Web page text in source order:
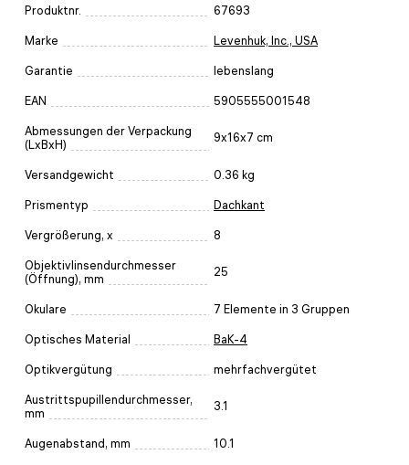
Produktnr. 67693
Marke Levenhuk, Inc., USA
Garantie lebenslang
EAN 5905555001548
Abmessungen der Verpackung
(LxBxH)
9x16x7 cm
Versandgewicht 0.36 kg
Prismentyp Dachkant
Vergrößerung, x 8
Objektivlinsendurchmesser
(Öffnung), mm
25
Okulare 7 Elemente in 3 Gruppen
Optisches Material BaK-4
Optikvergütung mehrfachvergütet
Austrittspupillendurchmesser,
mm
3.1
Augenabstand, mm 10.1